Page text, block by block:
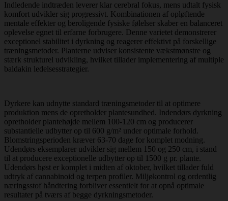
Indledende indtræden leverer klar cerebral fokus, mens udtalt fysisk
komfort udvikler sig progressivt. Kombinationen af opløftende
mentale effekter og beroligende fysiske følelser skaber en balanceret
oplevelse egnet til erfarne forbrugere. Denne varietet demonstrerer
exceptionel stabilitet i dyrkning og reagerer effektivt på forskellige
træningsmetoder. Planterne udviser konsistente vækstmønstre og
stærk strukturel udvikling, hvilket tillader implementering af multiple
baldakin ledelsesstrategier.
Dyrkere kan udnytte standard træningsmetoder til at optimere
produktion mens de opretholder plantesundhed. Indendørs dyrkning
opretholder plantehøjde mellem 100-120 cm og producerer
substantielle udbytter op til 600 g/m² under optimale forhold.
Blomstringsperioden kræver 63-70 dage for komplet modning.
Udendørs eksemplarer udvikler sig mellem 150 og 250 cm, i stand
til at producere exceptionelle udbytter op til 1500 g pr. plante.
Udendørs høst er komplet i midten af oktober, hvilket tillader fuld
udtryk af cannabinoid og terpen profiler. Miljøkontrol og ordentlig
næringsstof håndtering forbliver essentielt for at opnå optimale
resultater på tværs af begge dyrkningsmetoder.